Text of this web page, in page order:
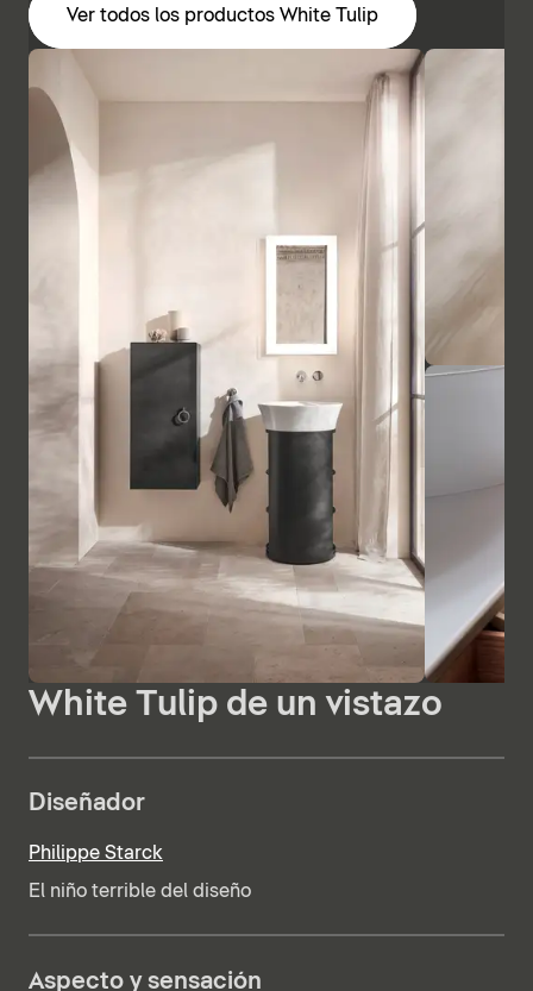
Ver todos los productos White Tulip
White Tulip de un vistazo
Diseñador
Philippe Starck
El niño terrible del diseño
Aspecto y sensación